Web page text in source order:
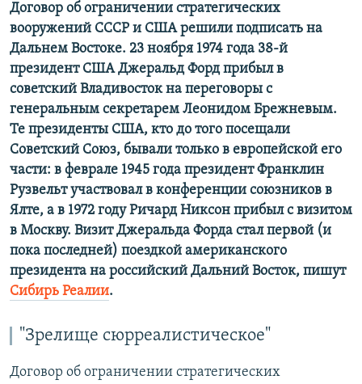
Договор об ограничении стратегических
вооружений СССР и США решили подписать на
Дальнем Востоке. 23 ноября 1974 года 38-й
президент США Джеральд Форд прибыл в
советский Владивосток на переговоры с
генеральным секретарем Леонидом Брежневым.
Те президенты США, кто до того посещали
Советский Союз, бывали только в европейской его
части: в феврале 1945 года президент Франклин
Рузвельт участвовал в конференции союзников в
Ялте, а в 1972 году Ричард Никсон прибыл с визитом
в Москву. Визит Джеральда Форда стал первой (и
пока последней) поездкой американского
президента на российский Дальний Восток, пишут
Сибирь Реалии.
"Зрелище сюрреалистическое"
Договор об ограничении стратегических